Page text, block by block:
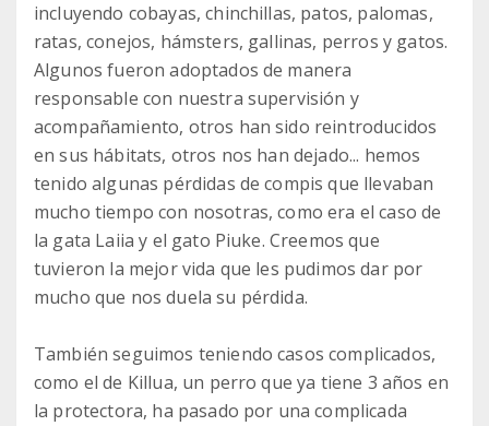
incluyendo cobayas, chinchillas, patos, palomas,
ratas, conejos, hámsters, gallinas, perros y gatos.
Algunos fueron adoptados de manera
responsable con nuestra supervisión y
acompañamiento, otros han sido reintroducidos
en sus hábitats, otros nos han dejado... hemos
tenido algunas pérdidas de compis que llevaban
mucho tiempo con nosotras, como era el caso de
la gata Laiia y el gato Piuke. Creemos que
tuvieron la mejor vida que les pudimos dar por
mucho que nos duela su pérdida.
También seguimos teniendo casos complicados,
como el de Killua, un perro que ya tiene 3 años en
la protectora, ha pasado por una complicada